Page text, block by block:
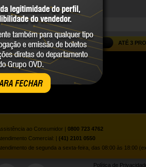
FECHAR
COMPARAR ATÉ 3
ao Consumidor | 0800 723 4762
Comercial: | (41) 2101 0550
de segunda a sexta-feira, das 08:00 às 18:00
Política de